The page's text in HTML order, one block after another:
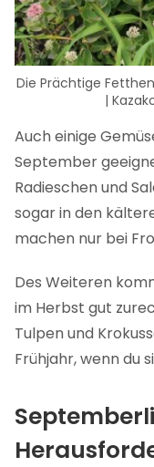
Die Prächtige
|
Auch einige
September
Radieschen und
sogar in den
machen nur bei
Des Weiteren
im Herbst gut
Tulpen und
Frühjahr, wenn du